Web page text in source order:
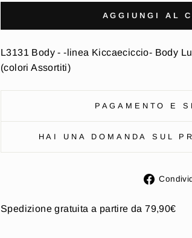
AGGIUNGI AL
L3131 Body - -linea Kiccaeciccio- Body
(colori Assortiti)
PAGAMENTO E
HAI UNA DOMANDA SUL
Spedizione gratuita a partire da 79,90€